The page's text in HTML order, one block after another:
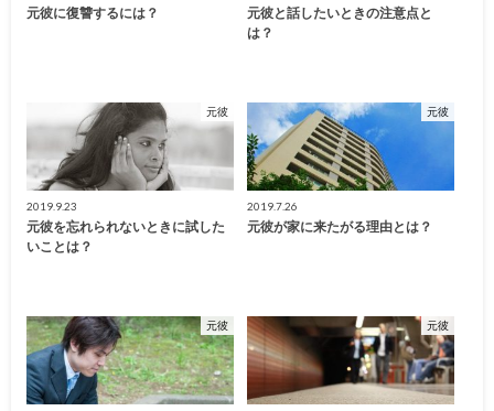
元彼に復讐するには？
元彼と話したいときの注意点と
は？
元彼
2019.9.23
元彼を忘れられないときに試した
いことは？
元彼
2019.7.26
元彼が家に来たがる理由とは？
元彼 元彼